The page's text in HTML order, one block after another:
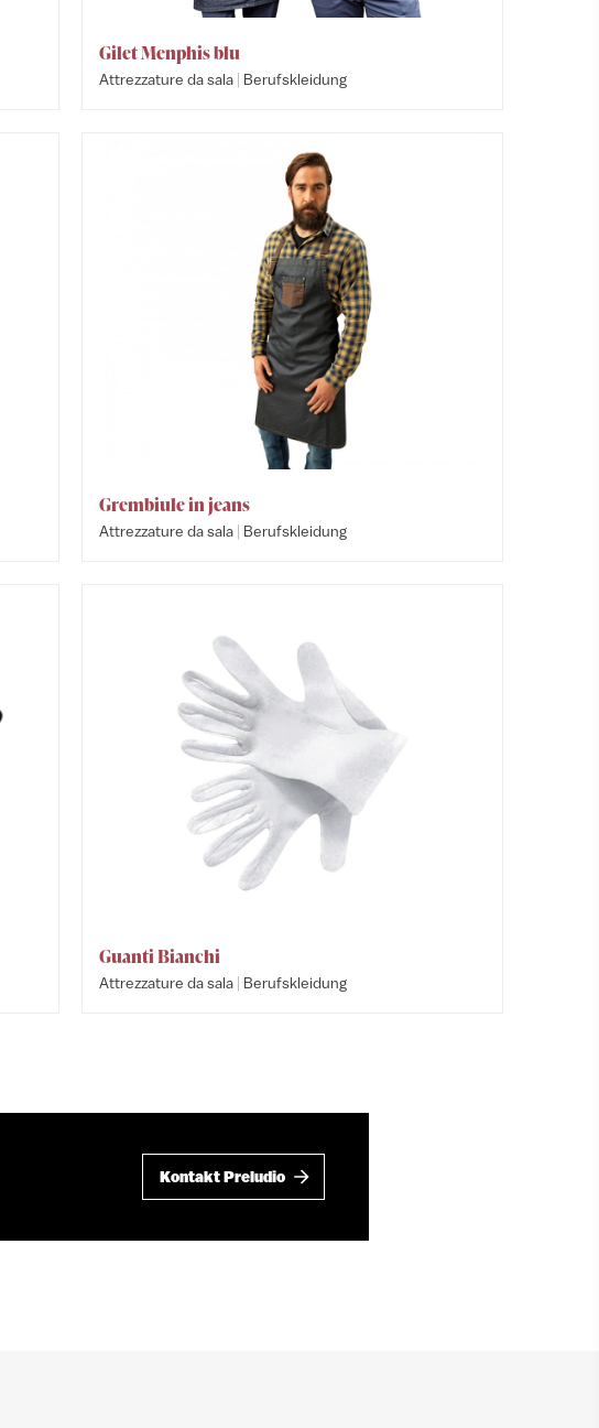
Gilet Menphis blu
Attrezzature da sala | Berufskleidung
Grembiule in jeans
Attrezzature da sala | Berufskleidung
Guanti Bianchi
Attrezzature da sala | Berufskleidung
Kontakt Preludio